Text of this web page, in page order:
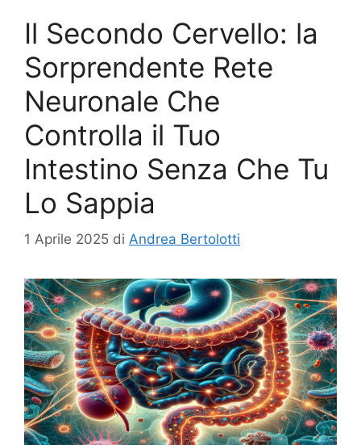
Il Secondo Cervello: la
Sorprendente Rete
Neuronale Che
Controlla il Tuo
Intestino Senza Che Tu
Lo Sappia
1 Aprile 2025 di Andrea Bertolotti